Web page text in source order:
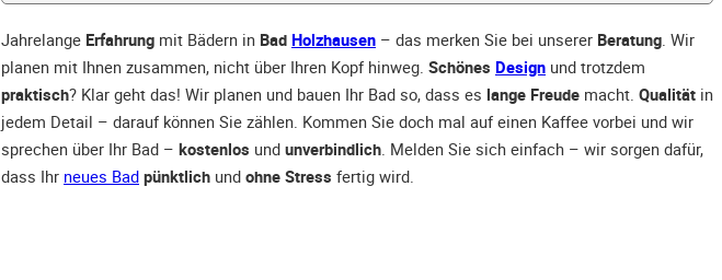
Jahrelange Erfahrung mit Bädern in Bad Holzhausen – das merken Sie bei unserer Beratung. Wir
planen mit Ihnen zusammen, nicht über Ihren Kopf hinweg. Schönes Design und trotzdem
praktisch? Klar geht das! Wir planen und bauen Ihr Bad so, dass es lange Freude macht. Qualität in
jedem Detail – darauf können Sie zählen. Kommen Sie doch mal auf einen Kaffee vorbei und wir
sprechen über Ihr Bad – kostenlos und unverbindlich. Melden Sie sich einfach – wir sorgen dafür,
dass Ihr neues Bad pünktlich und ohne Stress fertig wird.